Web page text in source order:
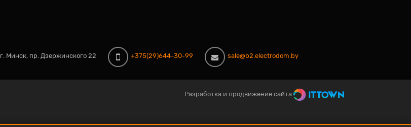
г. Минск, пр. Дзержинского 22 +375(29)644-30-99 sale@b2.electrodom.by
Разработка и продвижение сайта